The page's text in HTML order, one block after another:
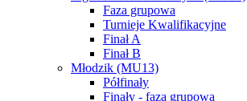
Faza grupowa
Turnieje Kwalifikacyjne
Finał A
Finał B
Młodzik (MU13)
Półfinały
Finały - faza grupowa